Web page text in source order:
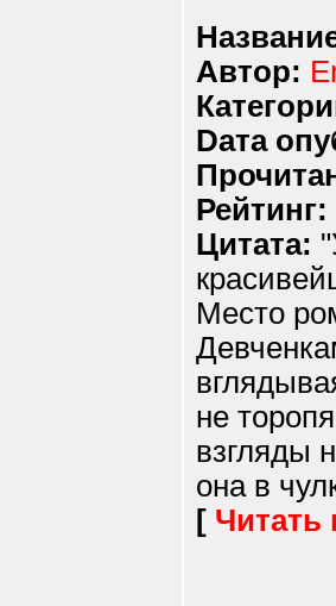
Автор:
Dата
Рейтинг:
Цитата:
Место
не
взгляды
она в
[ Читать